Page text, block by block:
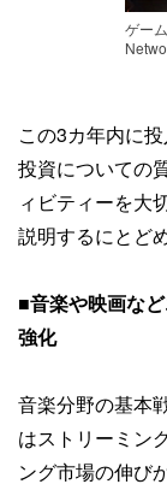
ゲー
この3カ年内に
投資についての
ィビティーを大
説明するにとどめ
■音楽や映画な
強化
音楽分野の基本
はストリーミン
ング市場の伸び